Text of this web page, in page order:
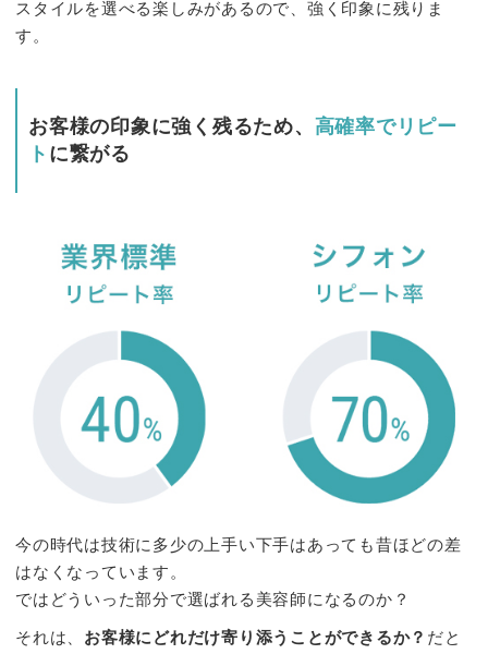
スタイルを選べる楽しみがあるので、強く印象に残りま
す。
お客様の印象に強く残るため、 高確率でリピー
ト に繋がる
今の時代は技術に多少の上手い下手はあっても昔ほどの差
はなくなっています。
ではどういった部分で選ばれる美容師になるのか？
それは、 お客様にどれだけ寄り添うことができるか？ だと